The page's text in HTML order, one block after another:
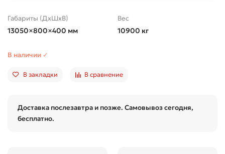
Габариты (ДхШхВ)
13050×800×400 мм
Вес
10900 кг
В наличии ✓
В закладки В сравнение
Доставка послезавтра и позже. Самовывоз сегодня,
бесплатно.